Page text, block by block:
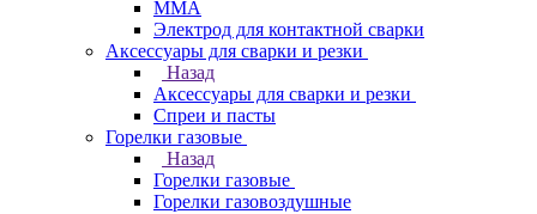
ММА
Электрод для контактной сварки
Аксессуары для сварки и резки
Назад
Аксессуары для сварки и резки
Спреи и пасты
Горелки газовые
Назад
Горелки газовые
Горелки газовоздушные